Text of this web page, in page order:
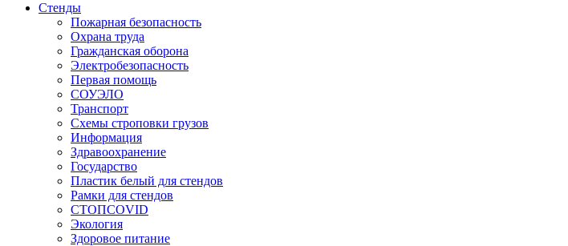
Стенды
Пожарная безопасность
Охрана труда
Гражданская оборона
Электробезопасность
Первая помощь
СОУЭЛО
Транспорт
Схемы строповки грузов
Информация
Здравоохранение
Государство
Пластик белый для стендов
Рамки для стендов
СТОПCOVID
Экология
Здоровое питание